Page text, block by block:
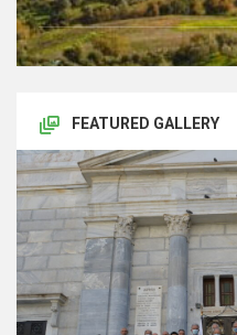
FEATURED GALLERY